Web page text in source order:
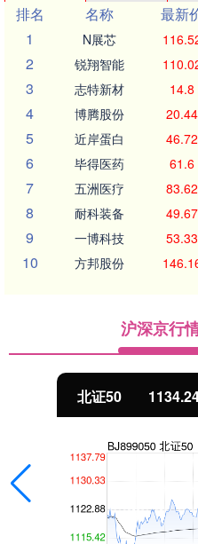
排名
名称 最新
1
N展芯
2 锐翔智能
3 志特新材 14.8
4 博腾股份 20.44
5 近岸蛋白 46.72
6 毕得医药 61.6
7 五洲医疗 83.62
8 耐科装备 49.67
9 一博科技 53.33
10 方邦股份
沪深京行
北证50